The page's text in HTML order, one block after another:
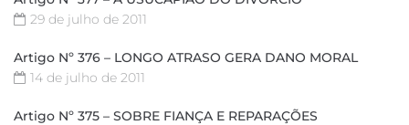
29 de julho de 2011
Artigo Nº 376 – LONGO ATRASO GERA DANO MORAL
14 de julho de 2011
Artigo Nº 375 – SOBRE FIANÇA E REPARAÇÕES